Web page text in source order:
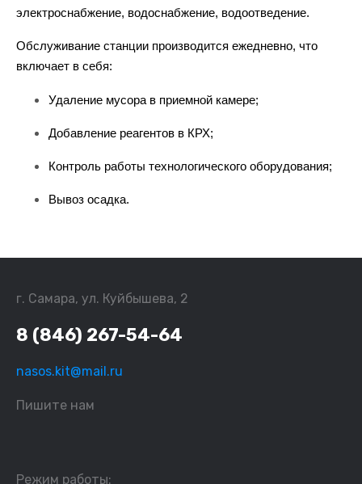
электроснабжение, водоснабжение, водоотведение.
Обслуживание станции производится ежедневно, что
включает в себя:
Удаление мусора в приемной камере;
Добавление реагентов в КРХ;
Контроль работы технологического оборудования;
Вывоз осадка.
г. Самара, ул. Куйбышева, 2
8 (846) 267-54-64
nasos.kit@mail.ru
Пишите нам
Режим работы: